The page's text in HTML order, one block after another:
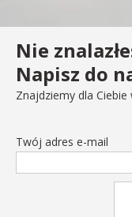
Nie
Napisz do
Znajdziemy dla
Twój adres e-mail